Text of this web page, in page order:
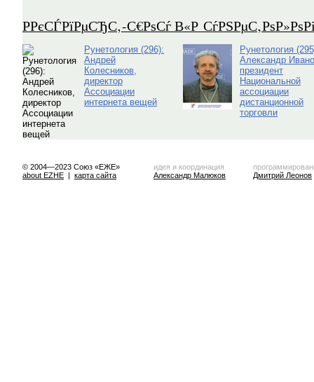
Р­РєСЃРїРµСЂС‚-С€РѕСѓ В«Р
Рунетология (296):
Андрей
Колесников,
директор
Ассоциации
интернета вещей
Рунетология
Александр
президент
Национальной
ассоциации
дистанционной
торговли
© 2004—2023 Союз «ЕЖЕ»
about EZHE | карта сайта
идея и координация
Александр Малюков
Дмитрий Леонов